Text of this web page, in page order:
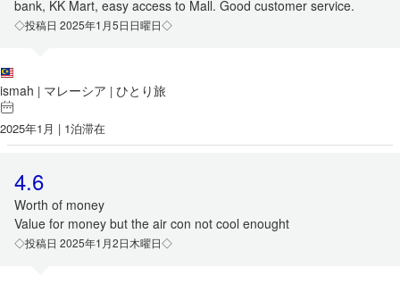
bank, KK Mart, easy access to Mall. Good customer service.
◇投稿日 2025年1月5日日曜日◇
ismah | マレーシア | ひとり旅
2025年1月 | 1泊滞在
4.6
Worth of money
Value for money but the air con not cool enought
◇投稿日 2025年1月2日木曜日◇